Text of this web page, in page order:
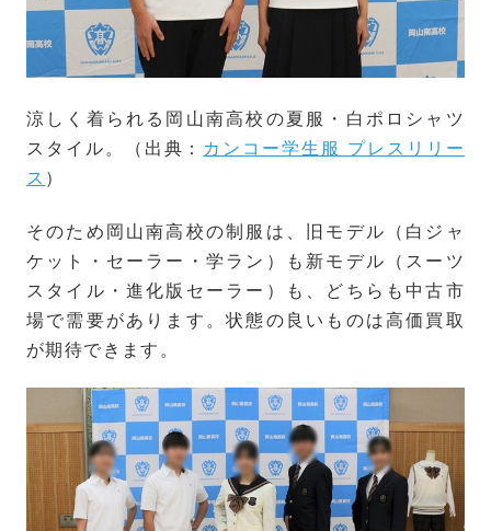
涼しく着られる岡山南高校の夏服・白ポロシャツ
スタイル。（出典： カンコー学生服 プレスリリー
ス ）
そのため岡山南高校の制服は、旧モデル（白ジャ
ケット・セーラー・学ラン）も新モデル（スーツ
スタイル・進化版セーラー）も、どちらも中古市
場で需要があります。状態の良いものは高価買取
が期待できます。